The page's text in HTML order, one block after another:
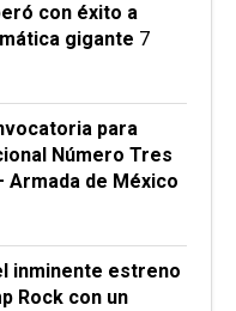
con éxito a
gigante 7
para
Número Tres
Armada de México
inminente estreno
Rock con un